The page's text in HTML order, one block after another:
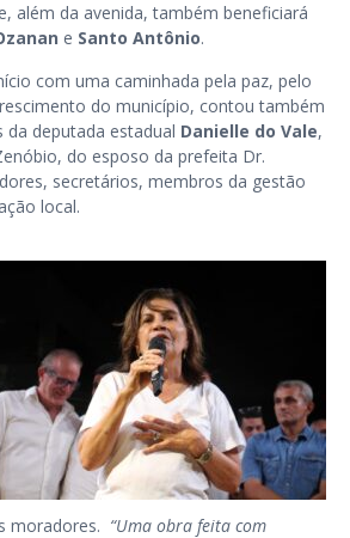
e, além da avenida, também beneficiará
e Santo Antônio.
com uma caminhada pela paz, pelo
do município, contou também
da deputada estadual Danielle do Vale,
do esposo da prefeita Dr.
secretários, membros da gestão
local.
moradores. “Uma obra feita com